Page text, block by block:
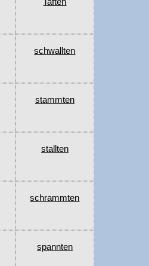
schwallten
stammten
stallten
schrammten
spannten